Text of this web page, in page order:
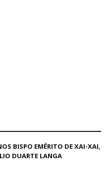
BISPO EMÉRITO DE XAI-XAI,
DUARTE LANGA